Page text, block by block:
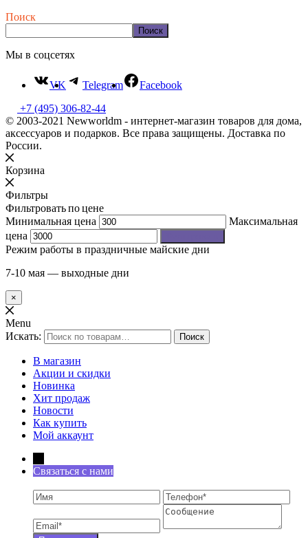
Поиск
Поиск
Мы в соцсетях
VK Telegram
Facebook
+7 (495) 306-82-44
© 2003-2021 Newworldm - интернет-магазин товаров для дома,
аксессуаров и подарков. Все права защищены. Доставка по
России.
Корзина
Фильтры
Фильтровать по цене
Минимальная цена
Максимальная
цена
Режим работы в праздничные майские дни
7-10 мая — выходные дни
×
Menu
Искать:
Поиск
В магазин
Акции и скидки
Новинка
Хит продаж
Новости
Как купить
Мой аккаунт
Связаться с нами